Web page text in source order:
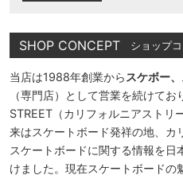
SHOP CONCEPT ショップ
当店は1988年創業から スケボー
（専門店）として営業を続けて
STREET（カリフォルニアストリ
来はスケートボード発祥の地、カ
スケートボードに関する情報を
けました。現在スケートボード